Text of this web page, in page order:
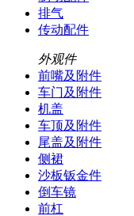
排气
传动配件
外观件
前嘴及附件
车门及附件
机盖
车顶及附件
尾盖及附件
侧裙
沙板钣金件
倒车镜
前杠